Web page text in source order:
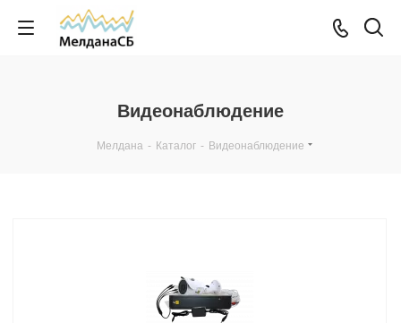
Видеонаблюдение
Мелдана - Каталог - Видеонаблюдение